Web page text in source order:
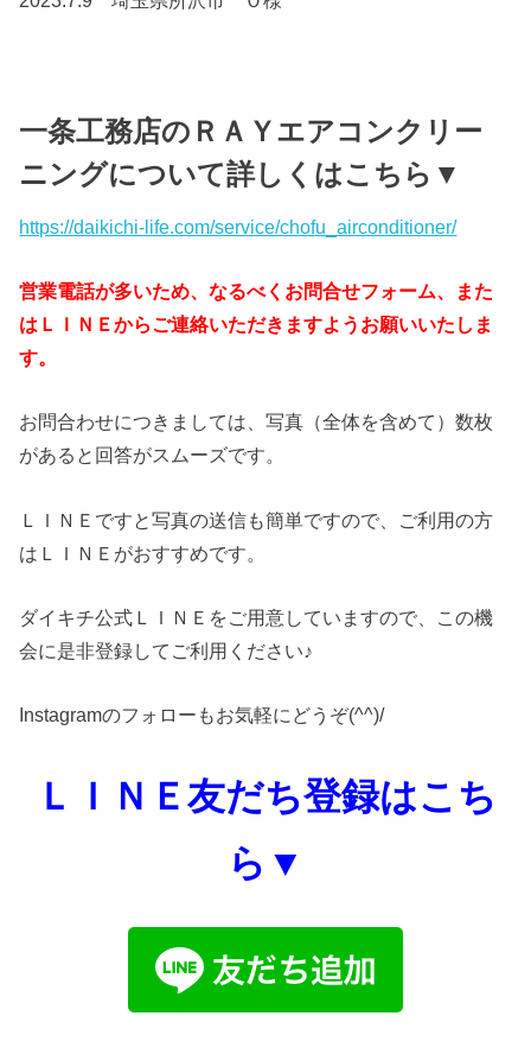
一条工務店のＲＡＹエアコンクリー
ニングについて詳しくはこちら▼
https://daikichi-life.com/service/chofu_airconditioner/
営業電話が多いため、なるべくお問合せフォーム、また
はＬＩＮＥからご連絡いただきますようお願いいたしま
す。
お問合わせにつきましては、写真（全体を含めて）数枚
があると回答がスムーズです。
ＬＩＮＥですと写真の送信も簡単ですので、ご利用の方
はＬＩＮＥがおすすめです。
ダイキチ公式ＬＩＮＥをご用意していますので、この機
会に是非登録してご利用ください♪
Instagramのフォローもお気軽にどうぞ(^^)/
ＬＩＮＥ友だち登録はこち
ら▼